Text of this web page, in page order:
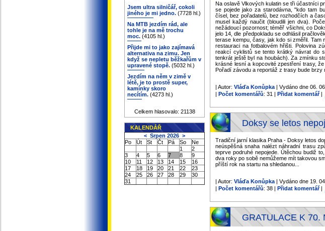
Jsem ultra silničář, cokoli
jiného je mi jedno. (7728 hl.)
Na MTB jezdím rád, ale
tohle je na mě trochu
moc. (4105 hl.)
Přijde mi to jako zajímavá
alternativa na zimu. Jen
když se nepletu běžkařům v
upravené stopě. (5032 hl.)
Jezdím na něm v zimě v
létě, je to prostě super,
kamínky skoro
necítím. (4273 hl.)
Celkem hlasovalo: 21138
KALENDÁŘ
< Srpen 2026 >
Po
Út St Čt Pá So
Ne
1
2
3
4 5 6 7 8
9
10
11 12 13 14 15
16
17
18 19 20 21 22
23
24
25 26 27 28 29
30
31
Na oslavě Vlkových kulatin se tři účastníci
se pojede jako za starodávna, "kdo tam
čísel, bez pořadatelů, bez rozhodčích a
musel každý naučit (bloudili jen dva).
nežádoucí pozornost; téměř všichni, co
jelo 14, dle předpokladu se odhlásil
terase kempu, časy, jak kdo si změřil. Tam
restauraci na fotbalovém hřišti. Polovina
reakcí cyklistů se tento krátký návrat do
tenkrát ještě byl na houbách). Za zmínku
krásné lesní a kopcovité zpestření trasy,
Pořadí závodu a reportáž z trasy bude brzy
| Autor: Vláďa Konůpka | Vydáno dne 06.
| Počet komentářů: 31 | Přidat komentář|
Doksy se letos
Tradiční jarní klasika Praha - Doksy letos
neúspěšná snaha nalézt náhradní trasu
teprve podruhé nepojede. Útěchou budiž
dva roky po sobě nemůžeme mít takovou
příští rok na startu na shledanou...
| Autor: Vláďa Konůpka | Vydáno dne 19.
| Počet komentářů: 38 | Přidat komentář|
GRATULACE K 70.